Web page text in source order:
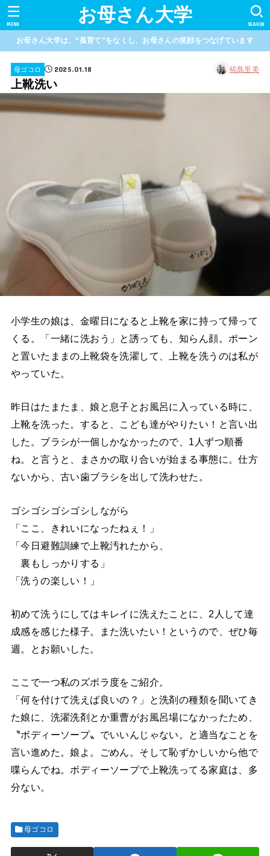
お母さん大学 SEARCH
MENU
お母さん大学は、“孤育て”をなくし、お母さんの笑顔をつなげています
母ゴコロ 2025.01.18 椛島里美
上靴洗い
小学生の娘は、金曜日になると上靴を家に持って帰って
くる。「一緒に洗おう」と誘っても、知らん顔。ポーン
と置いたままの上靴袋を洗濯して、上靴を洗うのは私が
やっていた。
昨日はたまたま、娘と息子とお風呂に入っている時に、
上靴を洗った。すると、こども達がやりたい！と言い出
した。ブラシが一個しかなかったので、1人ずつ順番
ね。と言うと、まさかの取り合いが始まる事態に。仕方
ないから、古い歯ブラシを出して洗わせた。
ゴシゴシゴシゴシしながら
「ここ、きれいになったねぇ！」
「今日避難訓練で上靴汚れたから、
裏もしっかりする」
「洗うの楽しい！」
初めて洗うにしてはキレイに洗えたことに、2人して達
成感を感じた様子。また洗いたい！というので、ぜひ毎
週。とお願いした。
ここで一つ私のズボラ度をご紹介。
「何を付けて洗えば良いの？」と洗剤の種類を聞いてき
た娘に、洗濯洗剤とか重曹がお風呂場になかったため、
〝ボディーソープ〟でいいんじゃない。と適当なことを
言い進めた。娘よ。ごめん。そして恥ずかしいから他で
喋らんでね。ボディーソープで上靴洗ってる家庭は、多
分ない。
母ゴコロ